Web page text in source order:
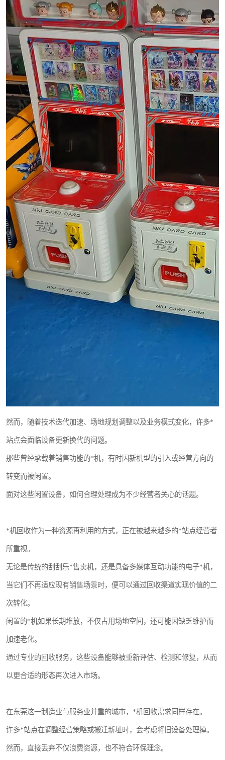
然而，随着技术迭代加速、场地规划调整以及业务模式变化，许多*
站点会面临设备更新换代的问题。
那些曾经承载着销售功能的*机，有时因新机型的引入或经营方向的
转变而被闲置。
面对这些闲置设备，如何合理处理成为不少经营者关心的话题。
*机回收作为一种资源再利用的方式，正在被越来越多的*站点经营者
所重视。
无论是传统的刮刮乐*售卖机，还是具备多媒体互动功能的电子*机，
当它们不再适应现有销售场景时，便可以通过回收渠道实现价值的二
次转化。
闲置的*机如果长期堆放，不仅占用场地空间，还可能因缺乏维护而
加速老化。
通过专业的回收服务，这些设备能够被重新评估、检测和修复，从而
以更合适的形态再次进入市场。
在东莞这一制造业与服务业并重的城市，*机回收需求同样存在。
许多*站点在调整经营策略或搬迁新址时，会考虑将旧设备处理掉。
然而，直接丢弃不仅浪费资源，也不符合环保理念。